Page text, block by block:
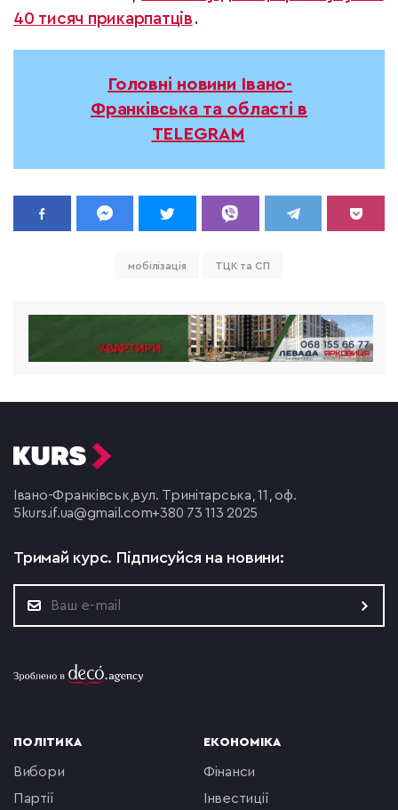
40 тисяч прикарпатців .
Головні новини Івано-
Франківська та області в
TELEGRAM
мобілізація ТЦК та СП
Івано-Франківськ,вул. Тринітарська, 11, оф.
5 kurs.if.ua@gmail.com+380 73 113 2025
Тримай курс. Підписуйся на новини:
ПОЛІТИКА
вибори
партії
ЕКОНОМІКА
фінанси
інвестиції